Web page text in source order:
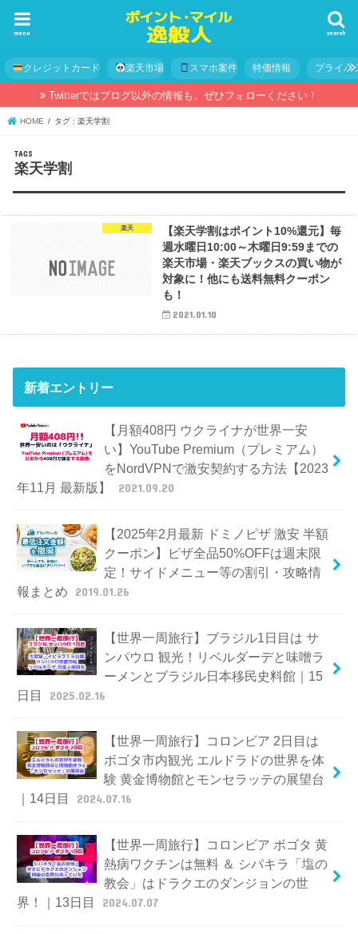
search
menu
クレジットカード 楽天市場 スマホ案件 特価情報 プライバ
Twitterではブログ以外の情報も。ぜひフォローください！
HOME タグ : 楽天学割
楽天学割
楽天
【楽天学割はポイント10%還元】毎
週水曜日10:00～木曜日9:59までの
楽天市場・楽天ブックスの買い物が
対象に！他にも送料無料クーポン
も！
2021.01.10
新着エントリー
【月額408円 ウクライナが世界一安
い】YouTube Premium（プレミアム）
をNordVPNで激安契約する方法【2023
年11月 最新版】
2021.09.20
【2025年2月最新 ドミノピザ 激安 半額
クーポン】ピザ全品50%OFFは週末限
定！サイドメニュー等の割引・攻略情
報まとめ
2019.01.26
【世界一周旅行】ブラジル1日目は サ
ンパウロ 観光！リベルダーデと味噌ラ
ーメンとブラジル日本移民史料館｜15
日目
2025.02.16
【世界一周旅行】コロンビア 2日目は
ボゴタ市内観光 エルドラドの世界を体
験 黄金博物館とモンセラッテの展望台
｜14日目
2024.07.16
【世界一周旅行】コロンビア ボゴタ 黄
熱病ワクチンは無料 ＆ シパキラ「塩の
教会」はドラクエのダンジョンの世
界！｜13日目
2024.07.07